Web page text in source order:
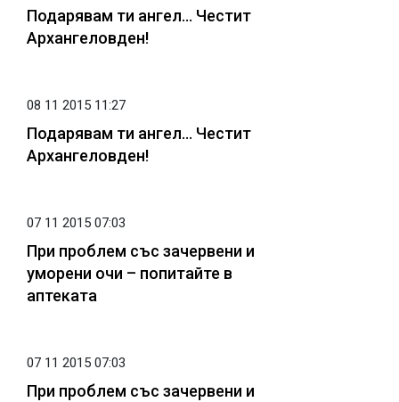
Подарявам ти ангел... Честит
Архангеловден!
08 11 2015 11:27
Подарявам ти ангел... Честит
Архангеловден!
07 11 2015 07:03
При проблем със зачервени и
уморени очи – попитайте в
аптеката
07 11 2015 07:03
При проблем със зачервени и